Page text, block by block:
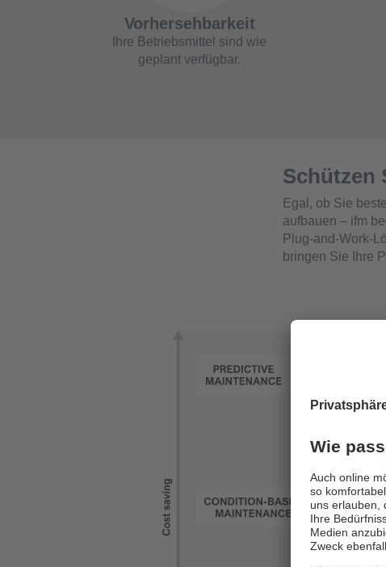
Vorhersehbarkeit
Ihre Betriebsmittel sind wie
geplant verfügbar.
Schützen
Egal, ob Sie
aufbauen – ifm
Plug-and-Work-
bringen Sie Ihre